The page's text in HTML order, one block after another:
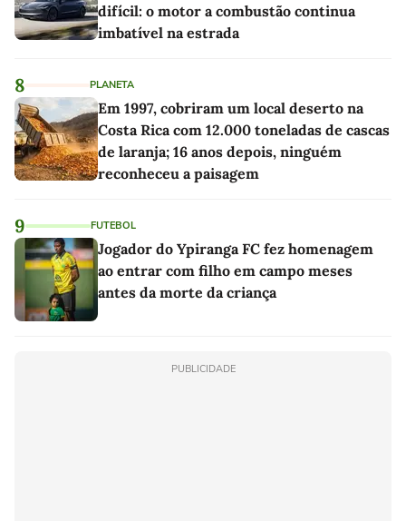
difícil: o motor a combustão continua
imbatível na estrada
8 PLANETA
Em 1997, cobriram um local deserto na
Costa Rica com 12.000 toneladas de cascas
de laranja; 16 anos depois, ninguém
reconheceu a paisagem
9 FUTEBOL
Jogador do Ypiranga FC fez homenagem
ao entrar com filho em campo meses
antes da morte da criança
PUBLICIDADE